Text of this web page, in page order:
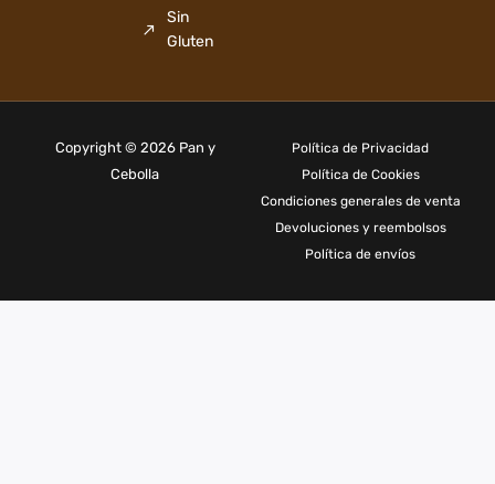
Sin
Gluten
Copyright © 2026 Pan y
Cebolla
Política de Privacidad
Política de Cookies
Condiciones generales de venta
Devoluciones y reembolsos
Política de envíos